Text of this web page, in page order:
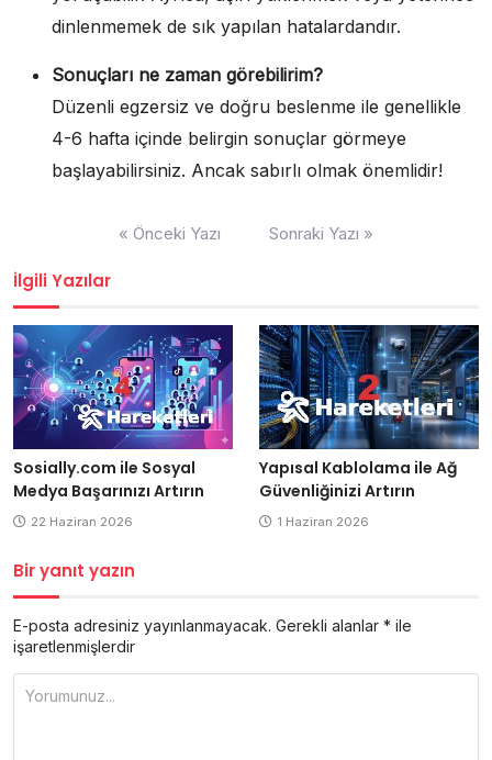
dinlenmemek de sık yapılan hatalardandır.
Sonuçları ne zaman görebilirim?
Düzenli egzersiz ve doğru beslenme ile genellikle
4-6 hafta içinde belirgin sonuçlar görmeye
başlayabilirsiniz. Ancak sabırlı olmak önemlidir!
« Önceki Yazı Sonraki Yazı »
İlgili Yazılar
Sosially.com ile Sosyal
Medya Başarınızı Artırın
22 Haziran 2026
Yapısal Kablolama ile Ağ
Güvenliğinizi Artırın
1 Haziran 2026
Bir yanıt yazın
E-posta adresiniz yayınlanmayacak. Gerekli alanlar * ile
işaretlenmişlerdir